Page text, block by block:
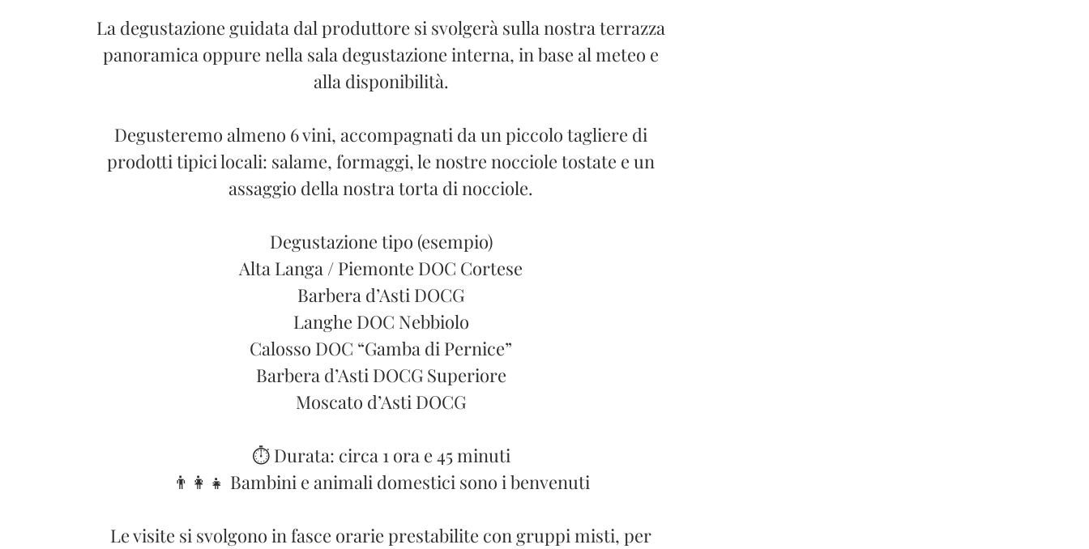
La degustazione guidata dal produttore si svolgerà sulla nostra terrazza
panoramica oppure nella sala degustazione interna, in base al meteo e
alla disponibilità.
Degusteremo almeno 6 vini, accompagnati da un piccolo tagliere di
prodotti tipici locali: salame, formaggi, le nostre nocciole tostate e un
assaggio della nostra torta di nocciole.
Degustazione tipo (esempio)
Alta Langa / Piemonte DOC Cortese
Barbera d’Asti DOCG
Langhe DOC Nebbiolo
Calosso DOC “Gamba di Pernice”
Barbera d’Asti DOCG Superiore
Moscato d’Asti DOCG
⏱️ Durata: circa 1 ora e 45 minuti
👨‍👩‍👧 Bambini e animali domestici sono i benvenuti
Le visite si svolgono in fasce orarie prestabilite con gruppi misti, per